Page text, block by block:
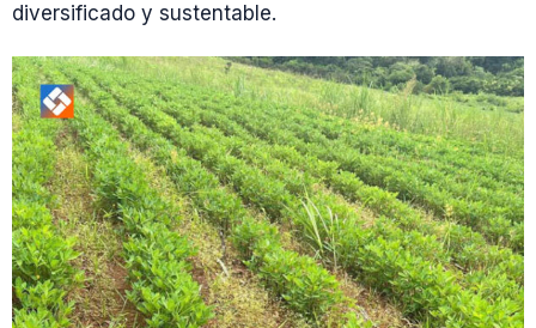
diversificado y sustentable.